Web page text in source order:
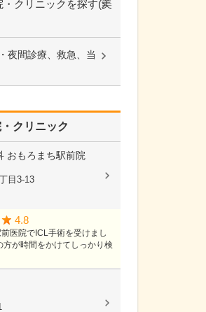
クリニックを探す(美
夜間診療、救急、当
クリニック
おもろまち駅前院
目3-13
4.8
医院でICL手術を受けまし
が時間をかけてしっかり検